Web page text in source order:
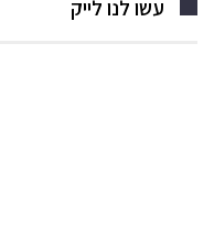
עשו לנו לייק